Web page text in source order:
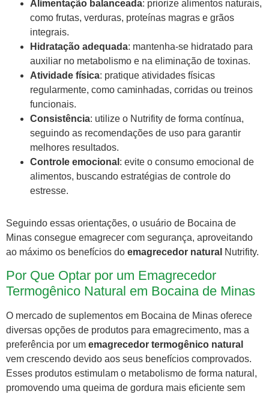
Alimentação balanceada: priorize alimentos naturais,
como frutas, verduras, proteínas magras e grãos
integrais.
Hidratação adequada: mantenha-se hidratado para
auxiliar no metabolismo e na eliminação de toxinas.
Atividade física: pratique atividades físicas
regularmente, como caminhadas, corridas ou treinos
funcionais.
Consistência: utilize o Nutrifity de forma contínua,
seguindo as recomendações de uso para garantir
melhores resultados.
Controle emocional : evite o consumo emocional de
alimentos, buscando estratégias de controle do
estresse.
Seguindo essas orientações, o usuário de Bocaina de
Minas consegue emagrecer com segurança, aproveitando
ao máximo os benefícios do emagrecedor natural Nutrifity.
Por Que Optar por um Emagrecedor
Termogênico Natural em Bocaina de Minas
O mercado de suplementos em Bocaina de Minas oferece
diversas opções de produtos para emagrecimento, mas a
preferência por um emagrecedor termogênico natural
vem crescendo devido aos seus benefícios comprovados.
Esses produtos estimulam o metabolismo de forma natural,
promovendo uma queima de gordura mais eficiente sem